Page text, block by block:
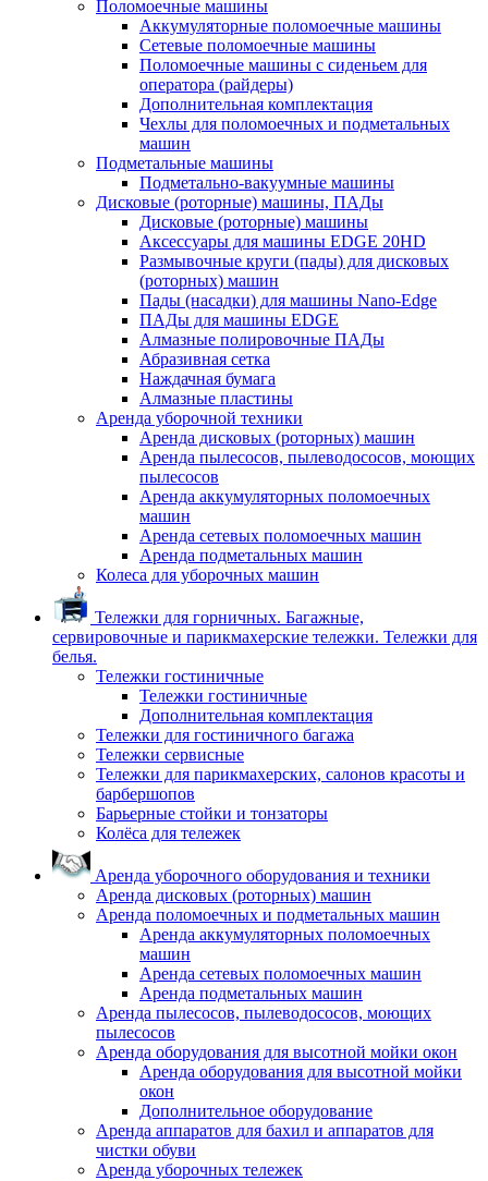
Поломоечные машины
Аккумуляторные поломоечные машины
Сетевые поломоечные машины
Поломоечные машины с сиденьем для
оператора (райдеры)
Дополнительная комплектация
Чехлы для поломоечных и подметальных
машин
Подметальные машины
Подметально-вакуумные машины
Дисковые (роторные) машины, ПАДы
Дисковые (роторные) машины
Аксессуары для машины EDGE 20HD
Размывочные круги (пады) для дисковых
(роторных) машин
Пады (насадки) для машины Nano-Edge
ПАДы для машины EDGE
Алмазные полировочные ПАДы
Абразивная сетка
Наждачная бумага
Алмазные пластины
Аренда уборочной техники
Аренда дисковых (роторных) машин
Аренда пылесосов, пылеводососов, моющих
пылесосов
Аренда аккумуляторных поломоечных
машин
Аренда сетевых поломоечных машин
Аренда подметальных машин
Колеса для уборочных машин
Тележки для горничных. Багажные,
сервировочные и парикмахерские тележки. Тележки для
белья.
Тележки гостиничные
Тележки гостиничные
Дополнительная комплектация
Тележки для гостиничного багажа
Тележки сервисные
Тележки для парикмахерских, салонов красоты и
барбершопов
Барьерные стойки и тонзаторы
Колёса для тележек
Аренда уборочного оборудования и техники
Аренда дисковых (роторных) машин
Аренда поломоечных и подметальных машин
Аренда аккумуляторных поломоечных
машин
Аренда сетевых поломоечных машин
Аренда подметальных машин
Аренда пылесосов, пылеводососов, моющих
пылесосов
Аренда оборудования для высотной мойки окон
Аренда оборудования для высотной мойки
окон
Дополнительное оборудование
Аренда аппаратов для бахил и аппаратов для
чистки обуви
Аренда уборочных тележек